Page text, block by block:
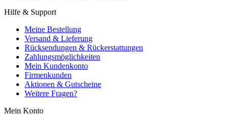
Hilfe & Support
Meine Bestellung
Versand & Lieferung
Rücksendungen & Rückerstattungen
Zahlungsmöglichkeiten
Mein Kundenkonto
Firmenkunden
Aktionen & Gutscheine
Weitere Fragen?
Mein Konto